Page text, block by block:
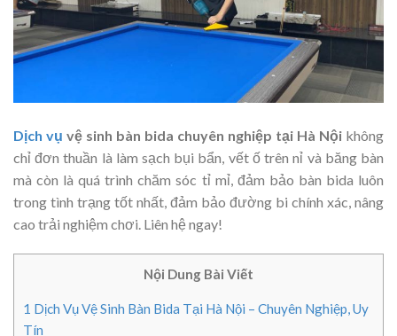
Dịch vụ vệ sinh bàn bida chuyên nghiệp tại Hà Nội không
chỉ đơn thuần là làm sạch bụi bẩn, vết ố trên nỉ và băng bàn
mà còn là quá trình chăm sóc tỉ mỉ, đảm bảo bàn bida luôn
trong tình trạng tốt nhất, đảm bảo đường bi chính xác, nâng
cao trải nghiệm chơi. Liên hệ ngay!
Nội Dung Bài Viết
1 Dịch Vụ Vệ Sinh Bàn Bida Tại Hà Nội – Chuyên Nghiệp, Uy
Tín